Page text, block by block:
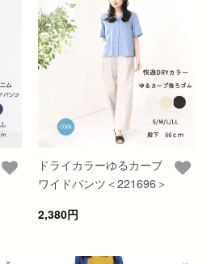
ドライカラーゆるカーブ
ワイドパンツ＜221696＞
2,380円